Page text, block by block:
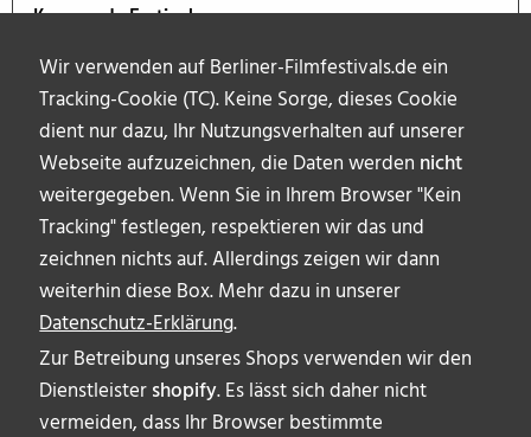
Wir verwenden auf Berliner-Filmfestivals.de ein
Tracking-Cookie (TC). Keine Sorge, dieses Cookie
dient nur dazu, Ihr Nutzungsverhalten auf unserer
Webseite aufzuzeichnen, die Daten werden nicht
weitergegeben. Wenn Sie in Ihrem Browser "Kein
Tracking" festlegen, respektieren wir das und
zeichnen nichts auf. Allerdings zeigen wir dann
weiterhin diese Box. Mehr dazu in unserer
Datenschutz-Erklärung.
Zur Betreibung unseres Shops verwenden wir den
Dienstleistershopify. Es lässt sich daher nicht
vermeiden, dass Ihr Browser bestimmte
Kommende Festivals